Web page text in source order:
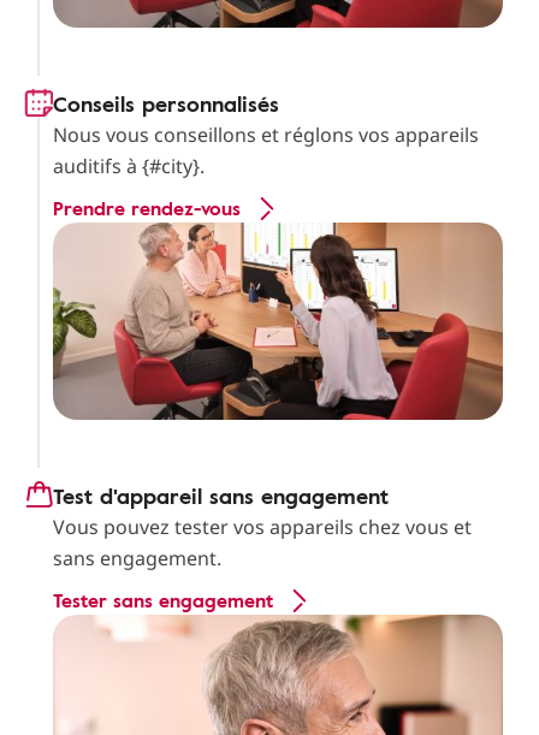
Conseils personnalisés
Nous vous conseillons et réglons vos appareils
auditifs à {#city}.
Prendre rendez-vous
Test d'appareil sans engagement
Vous pouvez tester vos appareils chez vous et
sans engagement.
Tester sans engagement